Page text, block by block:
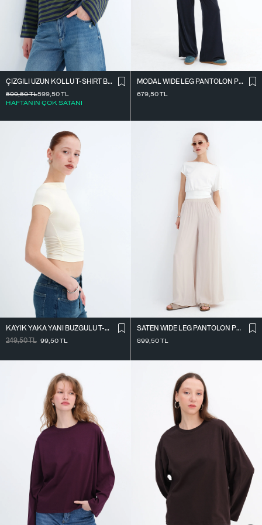
ÇIZGILI UZUN KOLLU T-SHIRT B10644
599,50TL
HAFTANIN ÇOK SATANI
599,50TL
MODAL WIDE LEG PANTOLON PN12415
679,50TL
KAYIK YAKA YANI BÜZGÜLÜ T-SHIRT P0653
249,50TL 99,50TL
SATEN WIDE LEG PANTOLON PN17298
899,50TL